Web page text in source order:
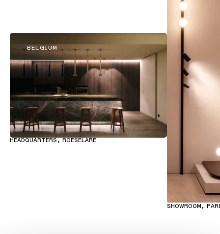
BELGIUM
HEADQUARTERS, ROESELARE
SHOWROOM,